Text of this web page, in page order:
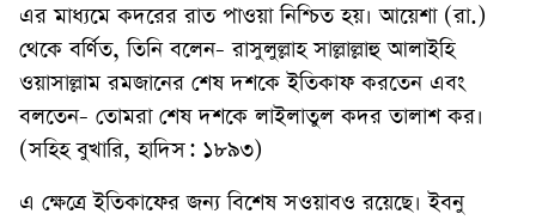
এর মাধ্যমে কদরের রাত পাওয়া নিশ্চিত হয়। আয়েশা (রা.)
থেকে বর্ণিত, তিনি বলেন- রাসুলুল্লাহ সাল্লাল্লাহু আলাইহি
ওয়াসাল্লাম রমজানের শেষ দশকে ইতিকাফ করতেন এবং
বলতেন- তোমরা শেষ দশকে লাইলাতুল কদর তালাশ কর।
(সহিহ বুখারি, হাদিস: ১৮৯৩)
এ ক্ষেত্রে ইতিকাফের জন্য বিশেষ সওয়াবও রয়েছে। ইবনু